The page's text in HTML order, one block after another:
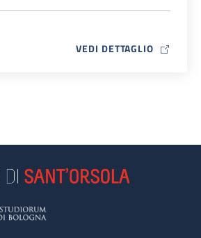
VEDI DETTAGLIO MAP ICON